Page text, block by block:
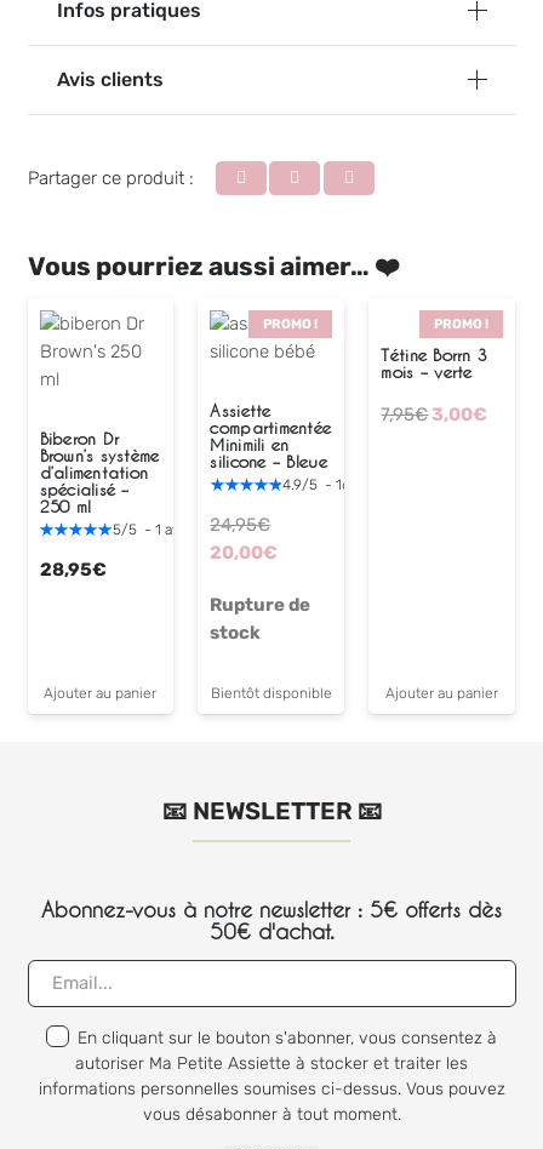
Infos pratiques
Avis clients
Partager ce produit :
Vous pourriez aussi aimer… ❤️
Biberon Dr
Brown’s système
d’alimentation
spécialisé –
250 ml
5/5 - 1 avis
28,95€
Ajouter au panier
PROMO !
Assiette
compartimentée
Minimili en
silicone – Bleue
4.9/5 -16
24,95€
Le
initial
était :
20,00€
actuel
Rupture de
stock
Bientôt disponible
PROMO !
Tétine Borrn 3
mois – verte
7,95€Le
3,00€
Ajouter au panier
📧 NEWSLETTER 📧
Abonnez-vous à notre newsletter : 5€ offerts dès
50€ d'achat.
En cliquant sur le bouton s'abonner, vous consentez à
autoriser Ma Petite Assiette à stocker et traiter les
informations personnelles soumises ci-dessus. Vous pouvez
vous désabonner à tout moment.